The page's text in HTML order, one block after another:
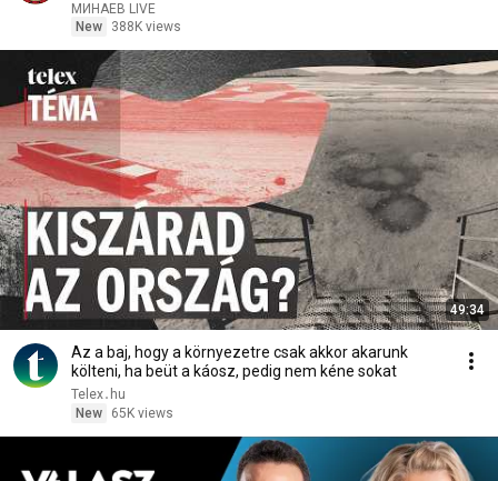
МИНАЕВ LIVE
New
388K views
49:34
Az a baj, hogy a környezetre csak akkor akarunk
költeni, ha beüt a káosz, pedig nem kéne sokat
Telex․hu
New
65K views